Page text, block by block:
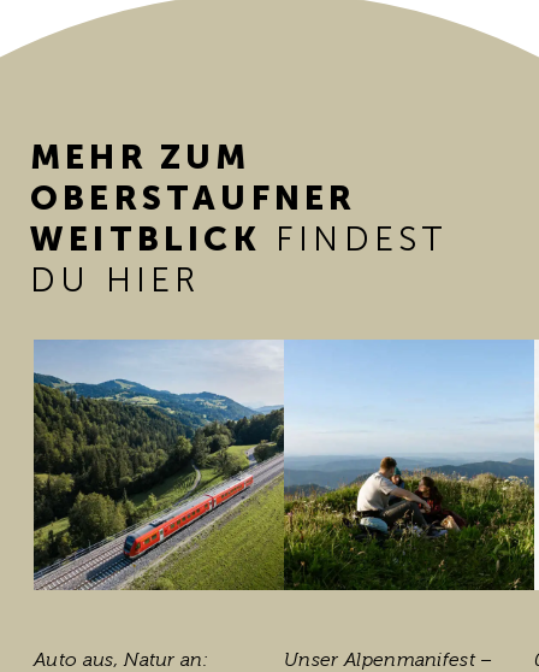
MEHR ZUM
OBERSTAUFNER
WEITBLICK FINDEST
DU HIER
Auto aus, Natur an:
Unser Alpenmanifest –